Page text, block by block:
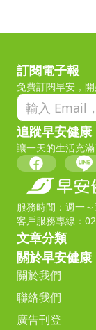
訂閱電子報
免費訂閱早安，開
追蹤早安健康
讓一天的生活充
服務時間：週一
客戶服務專線：
文章分類
關於早安健康
關於我們
聯絡我們
廣告刊登